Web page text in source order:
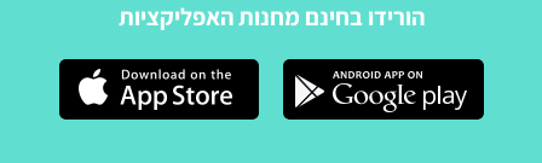
הורידו בחינם מחנות האפליקציות